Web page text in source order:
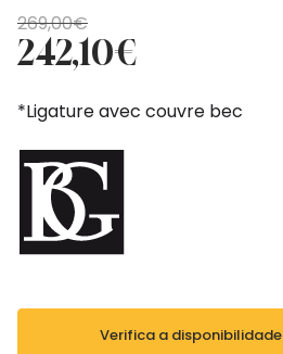
269,00€
O
preço
original
era:
269,00€.
242,10€
O
preço
atual
é:
242,10€.
*Ligature avec couvre bec
Verifica a disponibilidade